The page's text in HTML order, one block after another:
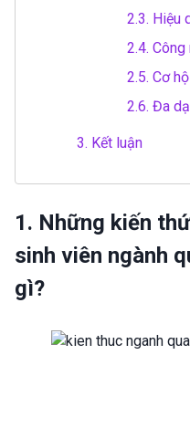
2.3. Hiệu
2.4. Công
2.5. Cơ
2.6. Đa
3. Kết luận
1. Những kiến
sinh viên ngành
gì?